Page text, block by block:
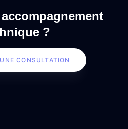
?
CONSULTATION